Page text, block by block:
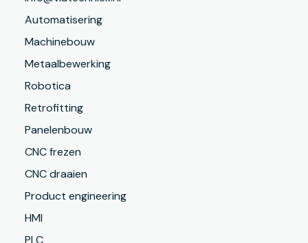
Automatisering
Machinebouw
Metaalbewerking
Robotica
Retrofitting
Panelenbouw
CNC frezen
CNC draaien
Product engineering
HMI
PLC